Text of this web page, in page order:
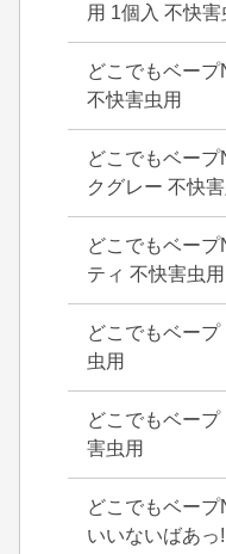
用 1個入 不快害
どこでもベープ
不快害虫用
どこでもベー
クグレー 不快
どこでもベー
ティ 不快害虫用
どこでもベー
虫用
どこでもベー
害虫用
どこでもベー
いいないばあっ